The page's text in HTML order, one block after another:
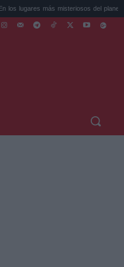
misteriosos del planeta: Stoneh...